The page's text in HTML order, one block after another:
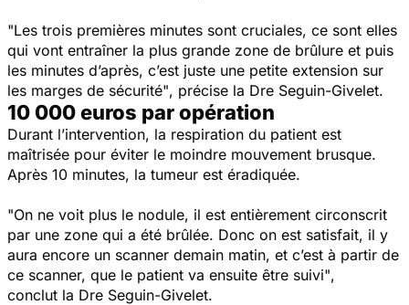
"Les trois premières minutes sont cruciales, ce sont elles
qui vont entraîner la plus grande zone de brûlure et puis
les minutes d’après, c’est juste une petite extension sur
les marges de sécurité", précise la Dre Seguin-Givelet.
10 000 euros par opération
Durant l’intervention, la respiration du patient est
maîtrisée pour éviter le moindre mouvement brusque.
Après 10 minutes, la tumeur est éradiquée.
"On ne voit plus le nodule, il est entièrement circonscrit
par une zone qui a été brûlée. Donc on est satisfait, il y
aura encore un scanner demain matin, et c’est à partir de
ce scanner, que le patient va ensuite être suivi",
conclut la Dre Seguin-Givelet.